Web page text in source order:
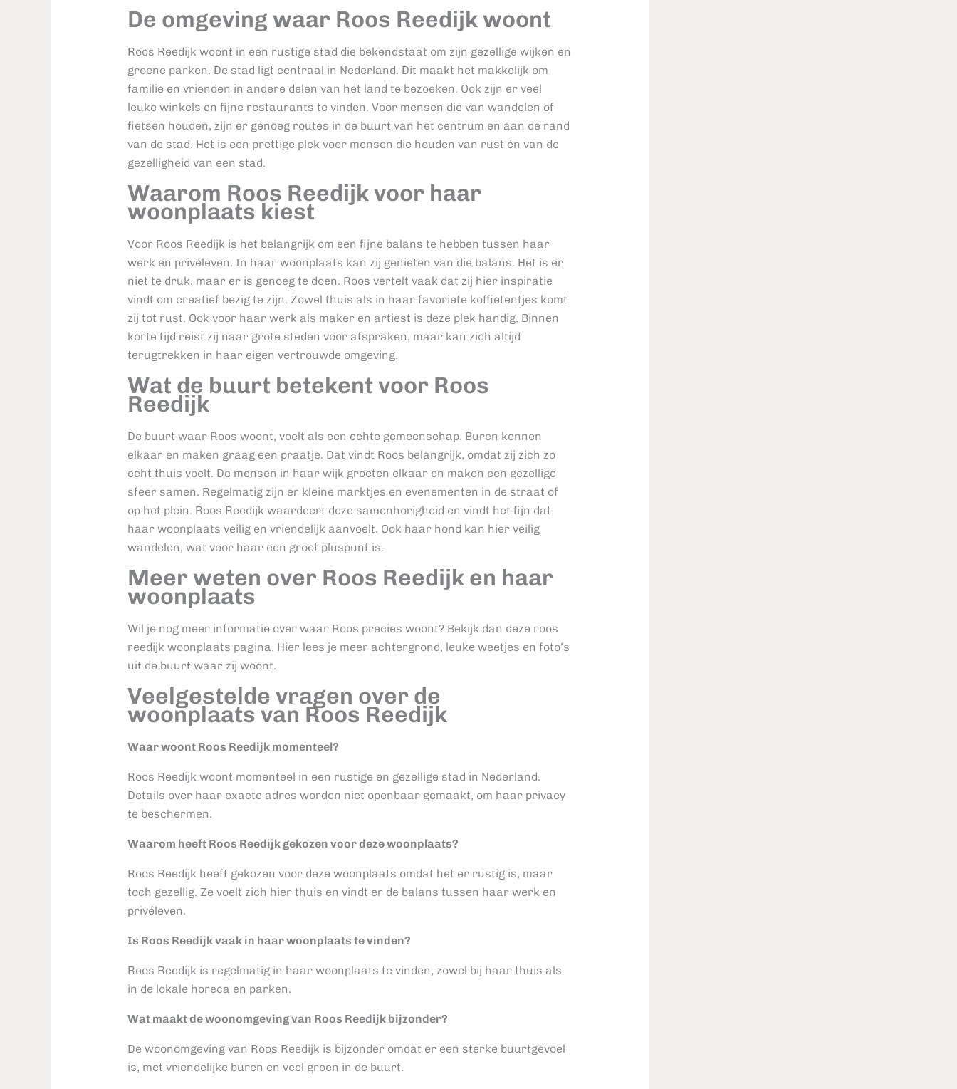
De omgeving waar Roos Reedijk woont
Roos Reedijk woont in een rustige stad die bekendstaat om zijn gezellige wijken en
groene parken. De stad ligt centraal in Nederland. Dit maakt het makkelijk om
familie en vrienden in andere delen van het land te bezoeken. Ook zijn er veel
leuke winkels en fijne restaurants te vinden. Voor mensen die van wandelen of
fietsen houden, zijn er genoeg routes in de buurt van het centrum en aan de rand
van de stad. Het is een prettige plek voor mensen die houden van rust én van de
gezelligheid van een stad.
Waarom Roos Reedijk voor haar
woonplaats kiest
Voor Roos Reedijk is het belangrijk om een fijne balans te hebben tussen haar
werk en privéleven. In haar woonplaats kan zij genieten van die balans. Het is er
niet te druk, maar er is genoeg te doen. Roos vertelt vaak dat zij hier inspiratie
vindt om creatief bezig te zijn. Zowel thuis als in haar favoriete koffietentjes komt
zij tot rust. Ook voor haar werk als maker en artiest is deze plek handig. Binnen
korte tijd reist zij naar grote steden voor afspraken, maar kan zich altijd
terugtrekken in haar eigen vertrouwde omgeving.
Wat de buurt betekent voor Roos
Reedijk
De buurt waar Roos woont, voelt als een echte gemeenschap. Buren kennen
elkaar en maken graag een praatje. Dat vindt Roos belangrijk, omdat zij zich zo
echt thuis voelt. De mensen in haar wijk groeten elkaar en maken een gezellige
sfeer samen. Regelmatig zijn er kleine marktjes en evenementen in de straat of
op het plein. Roos Reedijk waardeert deze samenhorigheid en vindt het fijn dat
haar woonplaats veilig en vriendelijk aanvoelt. Ook haar hond kan hier veilig
wandelen, wat voor haar een groot pluspunt is.
Meer weten over Roos Reedijk en haar
woonplaats
Wil je nog meer informatie over waar Roos precies woont? Bekijk dan deze roos
reedijk woonplaats pagina. Hier lees je meer achtergrond, leuke weetjes en foto’s
uit de buurt waar zij woont.
Veelgestelde vragen over de
woonplaats van Roos Reedijk
Waar woont Roos Reedijk momenteel?
Roos Reedijk woont momenteel in een rustige en gezellige stad in Nederland.
Details over haar exacte adres worden niet openbaar gemaakt, om haar privacy
te beschermen.
Waarom heeft Roos Reedijk gekozen voor deze woonplaats?
Roos Reedijk heeft gekozen voor deze woonplaats omdat het er rustig is, maar
toch gezellig. Ze voelt zich hier thuis en vindt er de balans tussen haar werk en
privéleven.
Is Roos Reedijk vaak in haar woonplaats te vinden?
Roos Reedijk is regelmatig in haar woonplaats te vinden, zowel bij haar thuis als
in de lokale horeca en parken.
Wat maakt de woonomgeving van Roos Reedijk bijzonder?
De woonomgeving van Roos Reedijk is bijzonder omdat er een sterke buurtgevoel
is, met vriendelijke buren en veel groen in de buurt.